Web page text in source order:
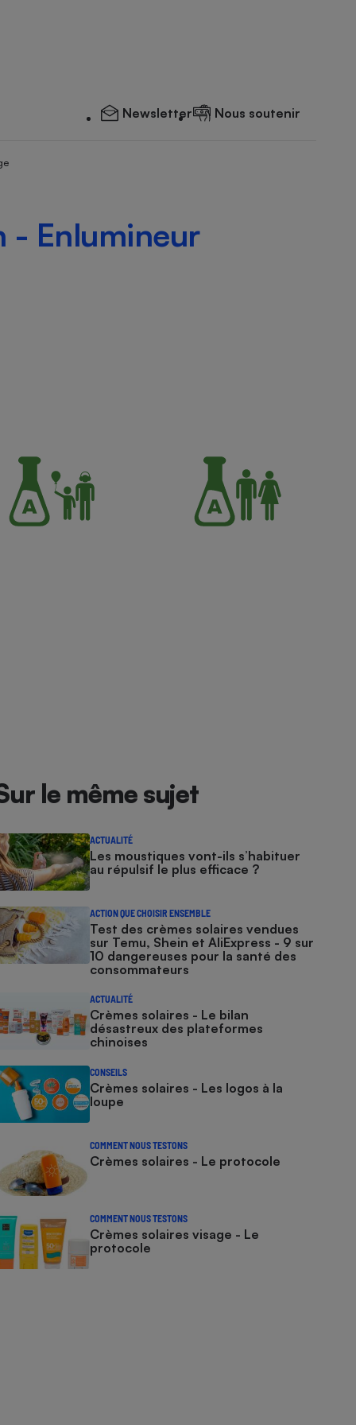
Newsletter Nous soutenir
- Enlumineur
le même sujet
ACTUALITÉ
Les moustiques vont-ils s’habituer
au répulsif le plus efficace ?
ACTION QUE CHOISIR ENSEMBLE
Test des crèmes solaires vendues
sur Temu, Shein et AliExpress - 9 sur
10 dangereuses pour la santé des
consommateurs
ACTUALITÉ
Crèmes solaires - Le bilan
désastreux des plateformes
chinoises
CONSEILS
Crèmes solaires - Les logos à la
loupe
COMMENT NOUS TESTONS
Crèmes solaires - Le protocole
COMMENT NOUS TESTONS
Crèmes solaires visage - Le
protocole